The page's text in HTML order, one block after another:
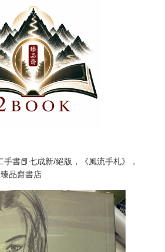
手書📕七成新/絕版，《風流手札》，
品齋書店